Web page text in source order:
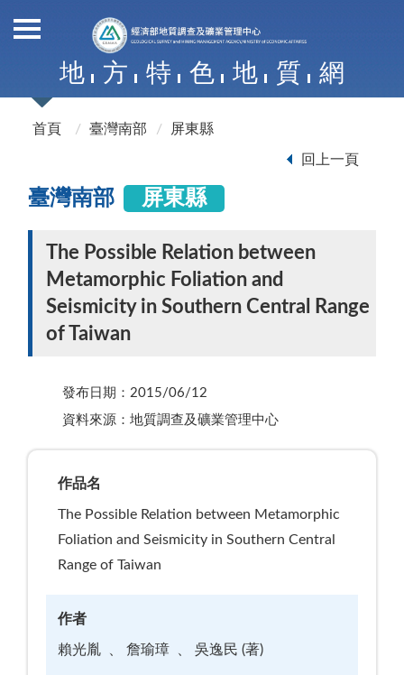
地 方 特 色 地 質 網
首頁 臺灣南部 屏東縣
回上一頁
臺灣南部 屏東縣
The Possible Relation between
Metamorphic Foliation and
Seismicity in Southern Central Range
of Taiwan
發布日期：2015/06/12
資料來源：地質調查及礦業管理中心
作品名
The Possible Relation between Metamorphic
Foliation and Seismicity in Southern Central
Range of Taiwan
作者
賴光胤 詹瑜璋 吳逸民 (著)